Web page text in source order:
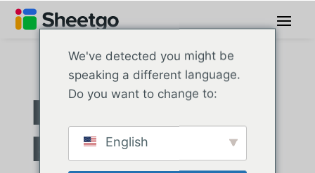
La empresa de
bordes de
We've detected you might be
speaking a different language.
Do you want to change to:
English